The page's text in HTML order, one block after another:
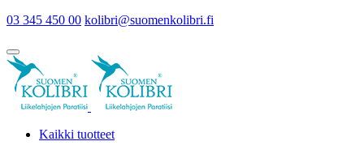
03 345 450 00 kolibri@suomenkolibri.fi
Kaikki tuotteet